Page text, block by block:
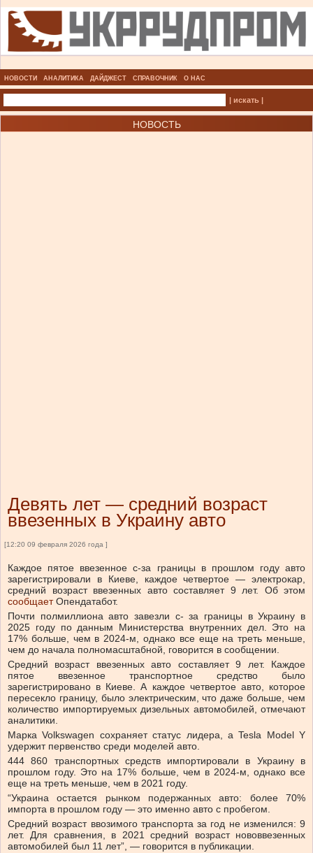
НОВОСТИ АНАЛИТИКА ДАЙДЖЕСТ СПРАВОЧНИК О НАС
| искать |
НОВОСТЬ
Девять лет — средний возраст
ввезенных в Украину авто
[12:20 09 февраля 2026 года ]
Каждое пятое ввезенное с-за границы в прошлом году авто
зарегистрировали в Киеве, каждое четвертое — электрокар,
средний возраст ввезенных авто составляет 9 лет.
Об этом
сообщает Опендатабот.
Почти полмиллиона авто завезли с- за границы в Украину в
2025 году по данным Министерства внутренних дел. Это на
17% больше, чем в 2024-м, однако все еще на треть меньше,
чем до начала полномасштабной, говорится в сообщении.
Средний возраст ввезенных авто составляет 9 лет. Каждое
пятое ввезенное транспортное средство было
зарегистрировано в Киеве. А каждое четвертое авто, которое
пересекло границу, было электрическим, что даже больше, чем
количество импортируемых дизельных автомобилей, отмечают
аналитики.
Марка Volkswagen сохраняет статус лидера, а Tesla Model Y
удержит первенство среди моделей авто.
444 860 транспортных средств импортировали в Украину в
прошлом году. Это на 17% больше, чем в 2024-м, однако все
еще на треть меньше, чем в 2021 году.
“Украина остается рынком подержанных авто: более 70%
импорта в прошлом году — это именно авто с пробегом.
Средний возраст ввозимого транспорта за год не изменился: 9
лет. Для сравнения, в 2021 средний возраст нововвезенных
автомобилей был 11 лет”, — говорится в публикации.